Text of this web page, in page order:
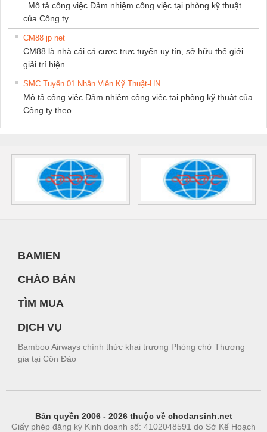
Mô tả công việc Đảm nhiệm công việc tại phòng kỹ thuật
của Công ty...
CM88 jp net
CM88 là nhà cái cá cược trực tuyến uy tín, sở hữu thế giới
giải trí hiện...
SMC Tuyển 01 Nhân Viên Kỹ Thuật-HN
Mô tả công việc Đảm nhiệm công việc tại phòng kỹ thuật của
Công ty theo...
BAMIEN
CHÀO BÁN
TÌM MUA
DỊCH VỤ
Bamboo Airways chính thức khai trương Phòng chờ Thương
gia tại Côn Đảo
Bản quyền 2006 - 2026 thuộc về chodansinh.net
Giấy phép đăng ký Kinh doanh số: 4102048591 do Sở Kế Hoạch